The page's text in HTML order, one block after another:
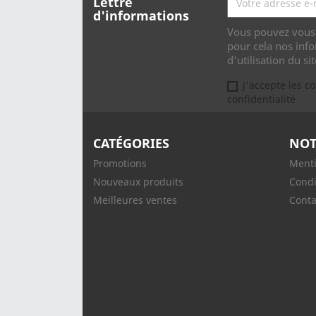
d'informations
Vous pouvez
pour cela nos
d'utilisation du
J'accepte les
confidentialité
CATÉGORIES
Promotions
Nouveaux produits
Meilleures ventes